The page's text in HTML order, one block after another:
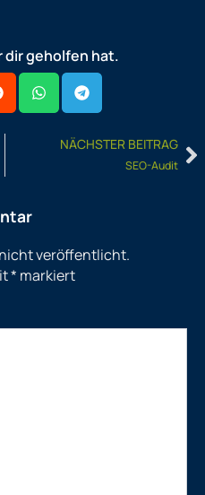
dir geholfen hat.
NÄCHSTER BEITRAG
SEO-Audit
veröffentlicht.
* markiert